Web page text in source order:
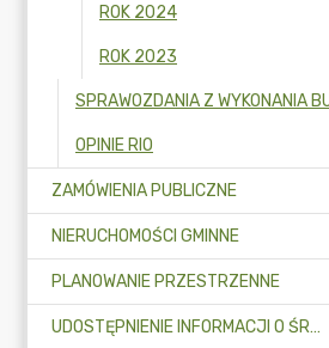
ROK 2024
ROK 2023
OPINIE RIO
ZAMÓWIENIA PUBLICZNE
NIERUCHOMOŚCI GMINNE
PLANOWANIE PRZESTRZENNE
UDOSTĘPNIENIE INFORMACJI O ŚRODOWISKU